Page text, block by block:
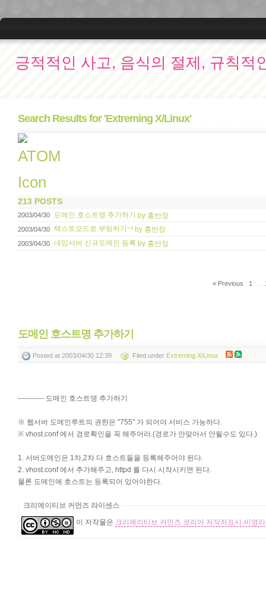
긍적적인 사고, 음식의 절제, 규칙적
Search Results for 'Extreming X/Linux'
213 POSTS
2003/04/30 도메인 호스트명 추가하기by 홍반장
2003/04/30 텍스트모드로 부팅하기~!by 홍반장
2003/04/30 네임서버 신규도메인 등록by 홍반장
« Previous : 1 :
도메인 호스트명 추가하기
Posted at 2003/04/30 12:39 Filed under Extreming X/Linux
----------- 도메인 호스트명 추가하기
※ 웹서버 도메인루트의 권한은 "755" 가 되어야 서비스 가능하다.
※ vhost.conf 에서 경로확인을 꼭 해주어라.(경로가 안맞아서 안될수도 있다.)
1. 서버도메인은 1차,2차 다 호스트들을 등록해주어야 된다.
2. vhost.conf 에서 추가해주고, httpd 를 다시 시작시키면 된다.
물론 도메인에 호스트는 등록되어 있어야한다.
크리에이티브 커먼즈 라이센스
이 저작물은 크리에이티브 커먼즈 코리아 저작자표시-비영